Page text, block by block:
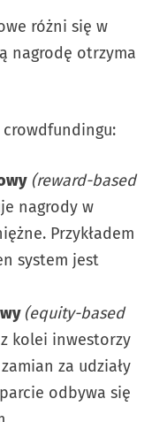
różni się w
nagrodę otrzyma
(reward-based
nagrody w
Przykładem
system jest
(equity-based
kolei inwestorzy
za udziały
odbywa się